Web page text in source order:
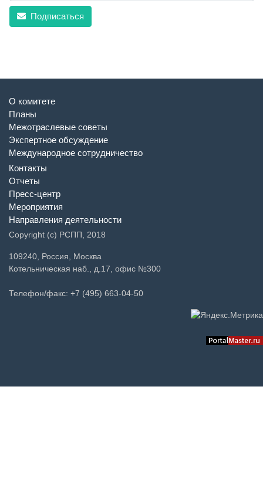
Подписаться
О комитете
Планы
Межотраслевые советы
Экспертное обсуждение
Международное сотрудничество
Контакты
Отчеты
Пресс-центр
Мероприятия
Направления деятельности
Copyright (c) РСПП, 2018
109240, Россия, Москва
Котельническая наб., д.17, офис №300
Телефон/факс: +7 (495) 663-04-50